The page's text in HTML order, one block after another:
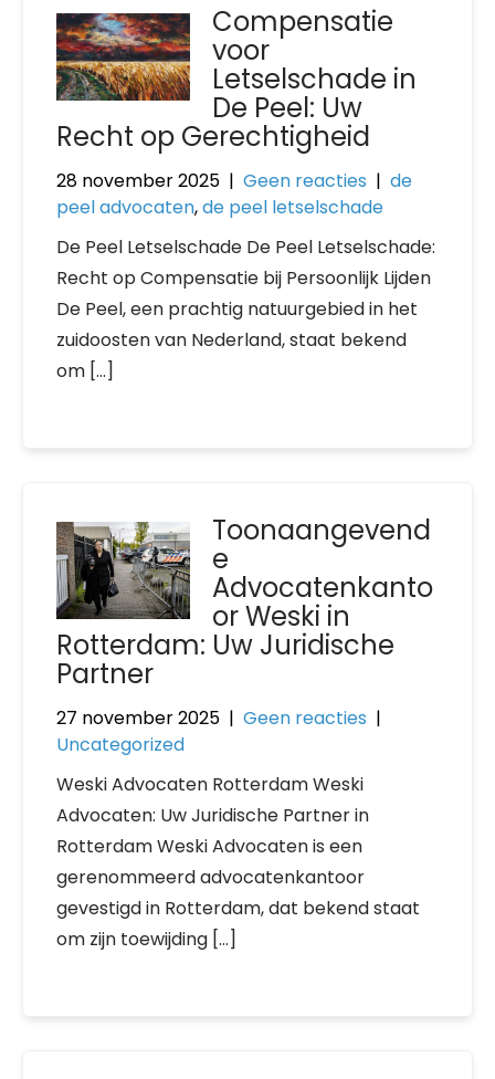
Compensatie
voor
Letselschade in
De Peel: Uw
Recht op Gerechtigheid
28 november 2025 | Geen reacties | de
peel advocaten,de peel letselschade
De Peel Letselschade De Peel Letselschade:
Recht op Compensatie bij Persoonlijk Lijden
De Peel, een prachtig natuurgebied in het
zuidoosten van Nederland, staat bekend
om […]
Toonaangevend
e
Advocatenkanto
or Weski in
Rotterdam: Uw Juridische
Partner
27 november 2025 | Geen reacties |
Uncategorized
Weski Advocaten Rotterdam Weski
Advocaten: Uw Juridische Partner in
Rotterdam Weski Advocaten is een
gerenommeerd advocatenkantoor
gevestigd in Rotterdam, dat bekend staat
om zijn toewijding […]